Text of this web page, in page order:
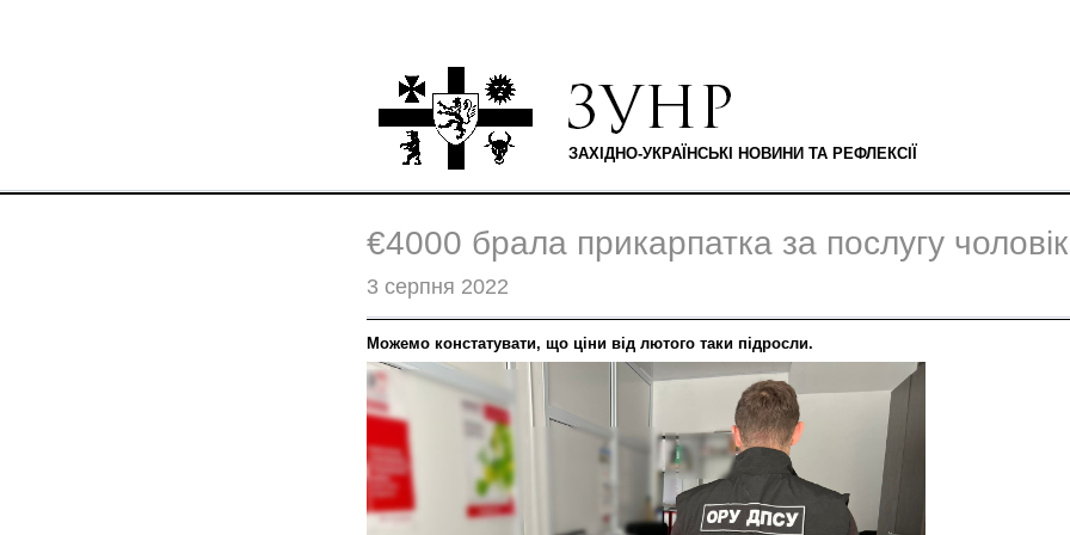
ЗАХІДНО-УКРАЇНСЬКІ НОВИНИ ТА РЕФЛЕКСІЇ
€4000 брала прикарпатка за послугу
3 серпня 2022
Можемо констатувати, що ціни від лютого таки підросли.